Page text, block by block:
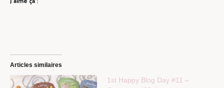
Articles similaires
1st Happy Blog Day #11 –